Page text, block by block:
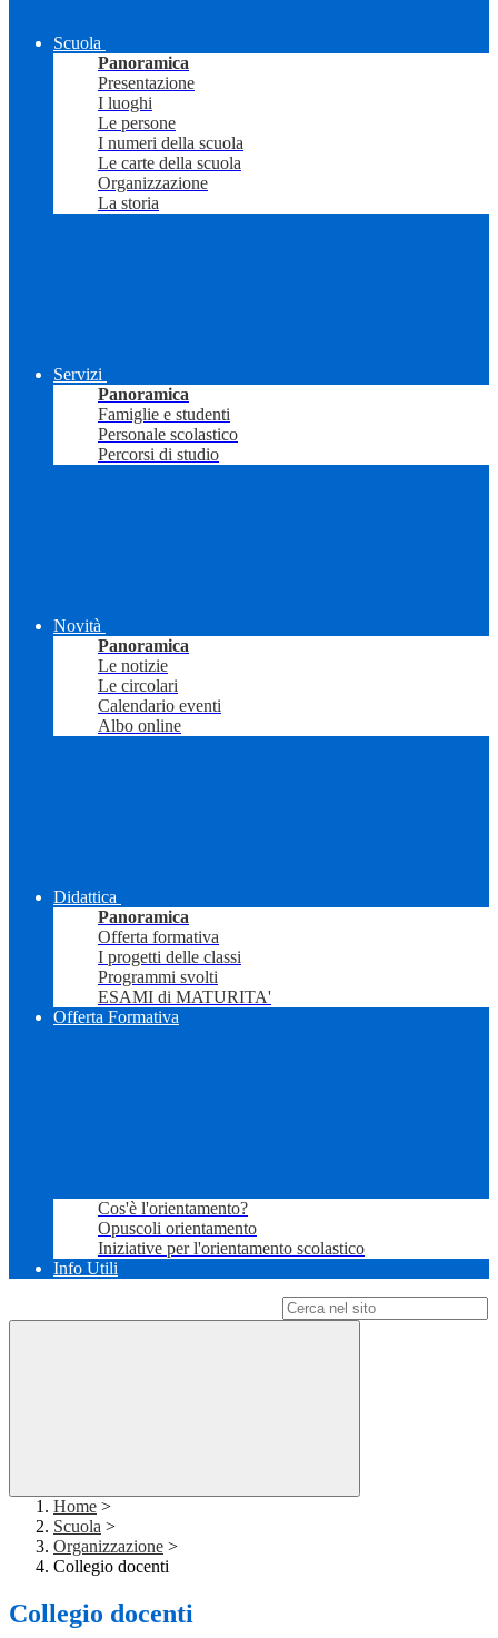
Scuola
Panoramica
Presentazione
I luoghi
Le persone
I numeri della scuola
Le carte della scuola
Organizzazione
La storia
Servizi
Panoramica
Famiglie e studenti
Personale scolastico
Percorsi di studio
Novità
Panoramica
Le notizie
Le circolari
Calendario eventi
Albo online
Didattica
Panoramica
Offerta formativa
I progetti delle classi
Programmi svolti
ESAMI di MATURITA'
Offerta Formativa
Cos'è l'orientamento?
Opuscoli orientamento
Iniziative per l'orientamento scolastico
Info Utili
Home >
Scuola >
Organizzazione >
Collegio docenti
Collegio docenti